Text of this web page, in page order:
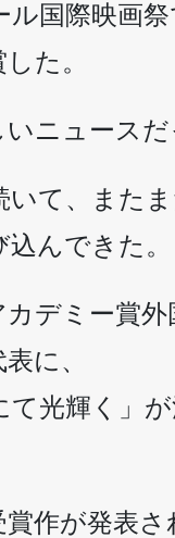
ル国際映画
た。
ニュースだ
いて、また
んできた。
デミー賞外
に、
て光輝く」
作が発表さ